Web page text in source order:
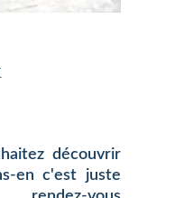
découvrir
en c'est juste